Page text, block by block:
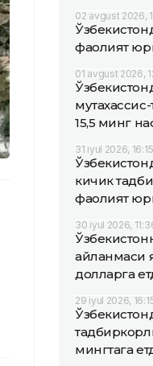
02 avgust 2026,
фаолият
01 avgust 2026,
15,5 минг
31 iyul 2026, 16:15
кичик
фаолият
30 iyul 2026,
айланмаси
долларга
29 iyul 2026,
мингтага